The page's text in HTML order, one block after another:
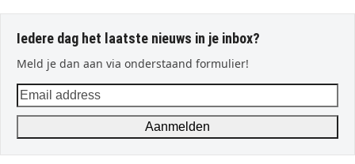
Iedere dag het laatste nieuws in je inbox?
Meld je dan aan via onderstaand formulier!
Email
address
Aanmelden